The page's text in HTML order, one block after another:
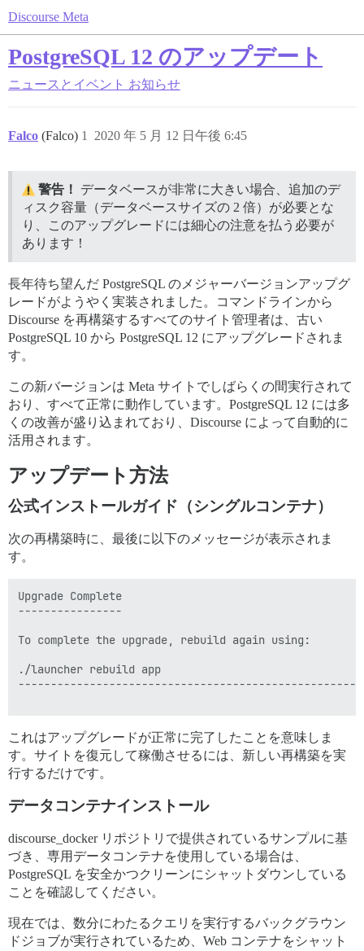
Discourse Meta
PostgreSQL 12 のアップデート
ニュースとイベント お知らせ
Falco (Falco) 2020 年 5 月 12 日午後 6:45
1
警告！
データベースが非常に大きい場合、追加のデ
ィスク容量（データベースサイズの 2 倍）が必要とな
り、このアップグレードには細心の注意を払う必要が
あります！
長年待ち望んだ PostgreSQL のメジャーバージョンアップグ
レードがようやく実装されました。コマンドラインから
Discourse を再構築するすべてのサイト管理者は、古い
PostgreSQL 10 から PostgreSQL 12 にアップグレードされま
す。
この新バージョンは Meta サイトでしばらくの間実行されて
おり、すべて正常に動作しています。PostgreSQL 12 には多
くの改善が盛り込まれており、Discourse によって自動的に
活用されます。
アップデート方法
公式インストールガイド（シングルコンテナ）
次の再構築時に、最後に以下のメッセージが表示されま
す。
Upgrade Complete
----------------
To complete the upgrade, rebuild again using:
./launcher rebuild app
これはアップグレードが正常に完了したことを意味しま
す。サイトを復元して稼働させるには、新しい再構築を実
行するだけです。
データコンテナインストール
discourse_docker リポジトリで提供されているサンプルに基
づき、専用データコンテナを使用している場合は、
PostgreSQL を安全かつクリーンにシャットダウンしている
ことを確認してください。
現在では、数分にわたるクエリを実行するバックグラウン
ドジョブが実行されているため、Web コンテナをシャット